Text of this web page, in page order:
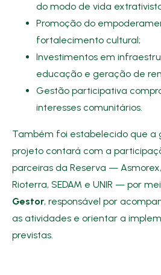
do modo de vida
Promoção do
fortalecimento cultural;
Investimentos em
educação e geração de
Gestão participativa
interesses comunitários.
Também foi estabelecido que a
projeto contará com a
parceiras da Reserva — Asmorex,
Rioterra, SEDAM e UNIR — por
Gestor, responsável por
as atividades e orientar a
previstas.